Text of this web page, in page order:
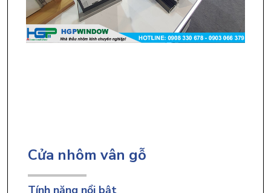
Cửa nhôm vân gỗ
Tính năng nổi bật